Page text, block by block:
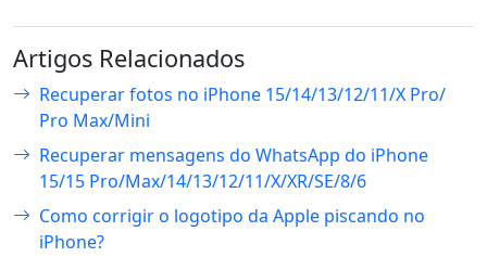
Artigos Relacionados
Recuperar fotos no iPhone 15/14/13/12/11/X Pro/
Pro Max/Mini
Recuperar mensagens do WhatsApp do iPhone
15/15 Pro/Max/14/13/12/11/X/XR/SE/8/6
Como corrigir o logotipo da Apple piscando no
iPhone?